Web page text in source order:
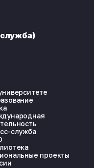
служба
проекты